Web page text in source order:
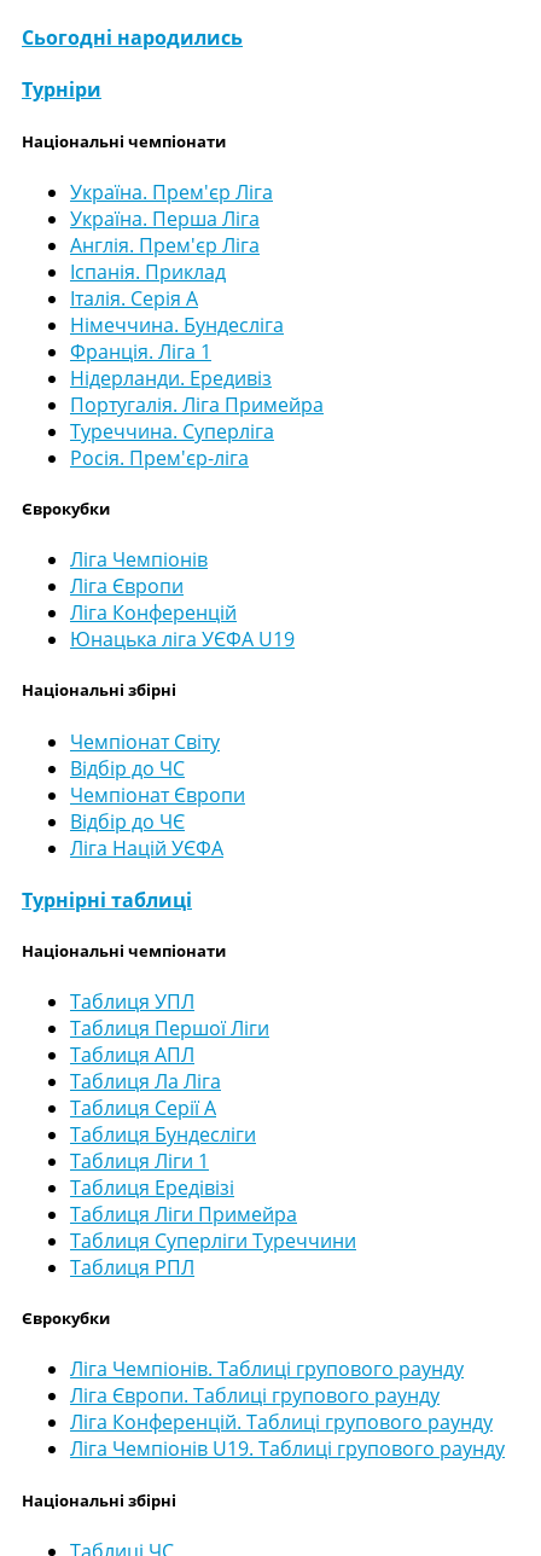
Сьогодні народились
Турніри
Національні чемпіонати
Україна. Прем'єр Ліга
Україна. Перша Ліга
Англія. Прем'єр Ліга
Іспанія. Приклад
Італія. Серія А
Німеччина. Бундесліга
Франція. Ліга 1
Нідерланди. Ередивіз
Португалія. Ліга Примейра
Туреччина. Суперліга
Росія. Прем'єр-ліга
Єврокубки
Ліга Чемпіонів
Ліга Європи
Ліга Конференцій
Юнацька ліга УЄФА U19
Національні збірні
Чемпіонат Світу
Відбір до ЧС
Чемпіонат Європи
Відбір до ЧЄ
Ліга Націй УЄФА
Турнірні таблиці
Національні чемпіонати
Таблиця УПЛ
Таблиця Першої Ліги
Таблиця АПЛ
Таблиця Ла Ліга
Таблиця Серії А
Таблиця Бундесліги
Таблиця Ліги 1
Таблиця Ередівізі
Таблиця Ліги Примейра
Таблиця Суперліги Туреччини
Таблиця РПЛ
Єврокубки
Ліга Чемпіонів. Таблиці групового раунду
Ліга Європи. Таблиці групового раунду
Ліга Конференцій. Таблиці групового раунду
Ліга Чемпіонів U19. Таблиці групового раунду
Національні збірні